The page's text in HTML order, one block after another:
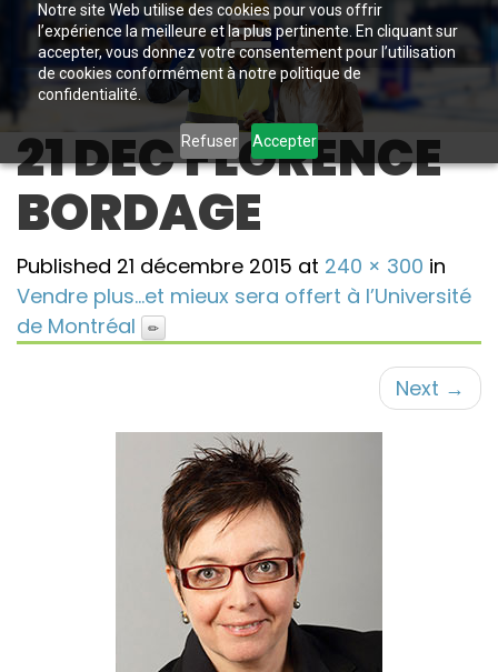
Notre site Web utilise des cookies pour vous offrir
l’expérience la meilleure et la plus pertinente. En cliquant sur
accepter, vous donnez votre consentement pour l’utilisation
de cookies conformément à notre politique de
confidentialité.
Refuser Accepter
21 DEC FLORENCE
BORDAGE
Published 21 décembre 2015 at 240 × 300 in
Vendre plus…et mieux sera offert à l’Université
de Montréal
Next →